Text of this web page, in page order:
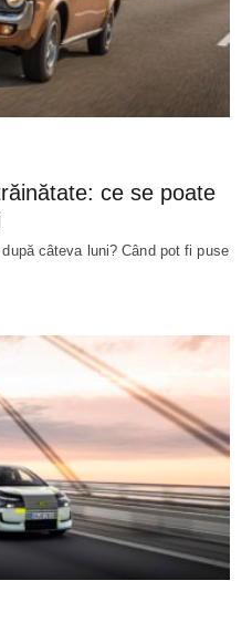
ce se poate
câteva luni? Când pot fi puse